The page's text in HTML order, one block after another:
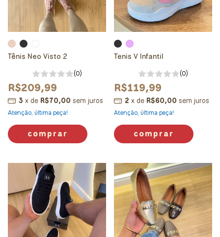
Tênis Neo Visto 2
(0)
R$209,99
3 x de R$70,00 sem juros
Atenção, última peça!
comprar
Tenis V Infantil
(0)
R$119,99
2 x de R$60,00 sem juros
Atenção, última peça!
comprar